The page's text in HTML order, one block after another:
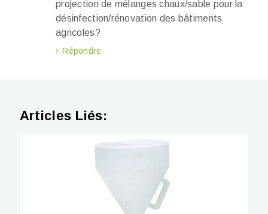
projection de mélanges chaux/sable pour la
désinfection/rénovation des bâtiments
agricoles?
Répondre
Articles Liés: